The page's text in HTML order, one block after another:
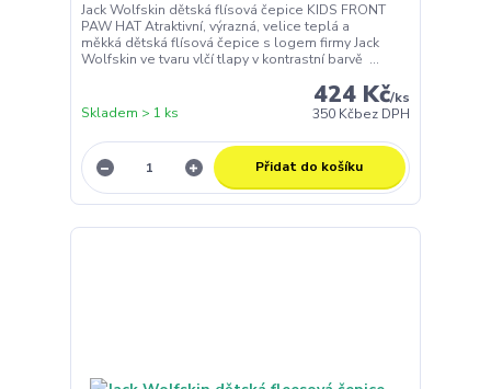
Jack Wolfskin dětská flísová čepice KIDS FRONT
PAW HAT Atraktivní, výrazná, velice teplá a
měkká dětská flísová čepice s logem firmy Jack
Wolfskin ve tvaru vlčí tlapy v kontrastní barvě ...
424 Kč/ks
350 Kčbez DPH
Skladem > 1 ks
Přidat do košíku